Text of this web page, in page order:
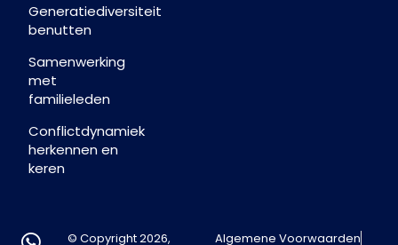
Generatiediversiteit
benutten
Samenwerking
met
familieleden
Conflictdynamiek
herkennen en
keren
© Copyright 2026,
Algemene Voorwaarden